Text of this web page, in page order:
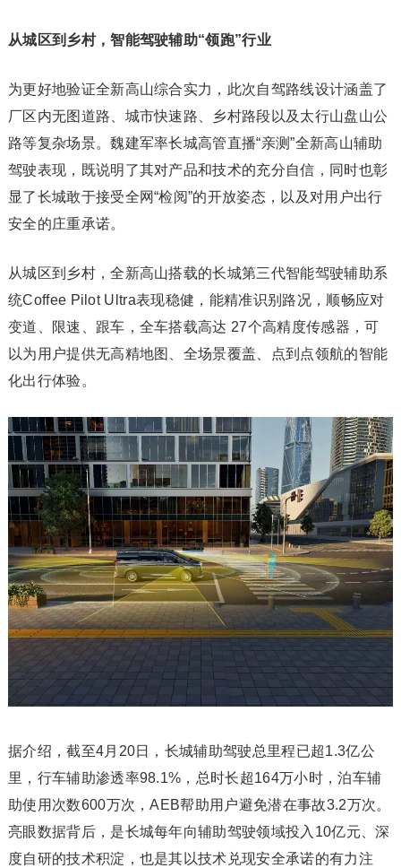
从城区到乡村，智能驾驶辅助“领跑”行业
为更好地验证全新高山综合实力，此次自驾路线设计涵盖了
厂区内无图道路、城市快速路、乡村路段以及太行山盘山公
路等复杂场景。魏建军率长城高管直播“亲测”全新高山辅助
驾驶表现，既说明了其对产品和技术的充分自信，同时也彰
显了长城敢于接受全网“检阅”的开放姿态，以及对用户出行
安全的庄重承诺。
从城区到乡村，全新高山搭载的长城第三代智能驾驶辅助系
统Coffee Pilot Ultra表现稳健，能精准识别路况，顺畅应对
变道、限速、跟车，全车搭载高达 27个高精度传感器，可
以为用户提供无高精地图、全场景覆盖、点到点领航的智能
化出行体验。
据介绍，截至4月20日，长城辅助驾驶总里程已超1.3亿公
里，行车辅助渗透率98.1%，总时长超164万小时，泊车辅
助使用次数600万次，AEB帮助用户避免潜在事故3.2万次。
亮眼数据背后，是长城每年向辅助驾驶领域投入10亿元、深
度自研的技术积淀，也是其以技术兑现安全承诺的有力注